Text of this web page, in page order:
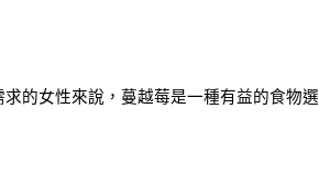
的女性來說，蔓越莓是一種有益的食物選